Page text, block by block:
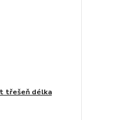
třešeň délka